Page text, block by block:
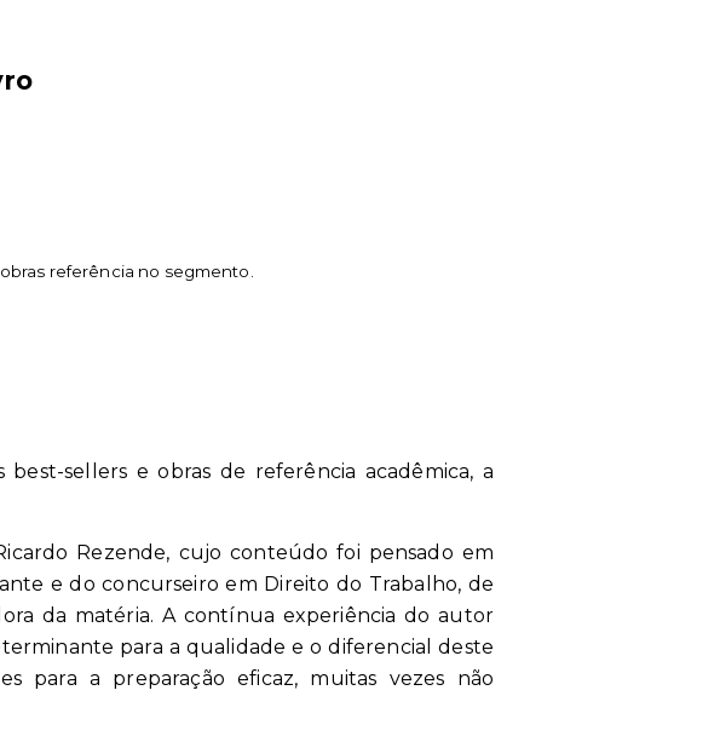
referência no segmento.
sellers e obras de referência acadêmica, a
Rezende, cujo conteúdo foi pensado em
e do concurseiro em Direito do Trabalho, de
da matéria. A contínua experiência do autor
para a qualidade e o diferencial deste
para a preparação eficaz, muitas vezes não